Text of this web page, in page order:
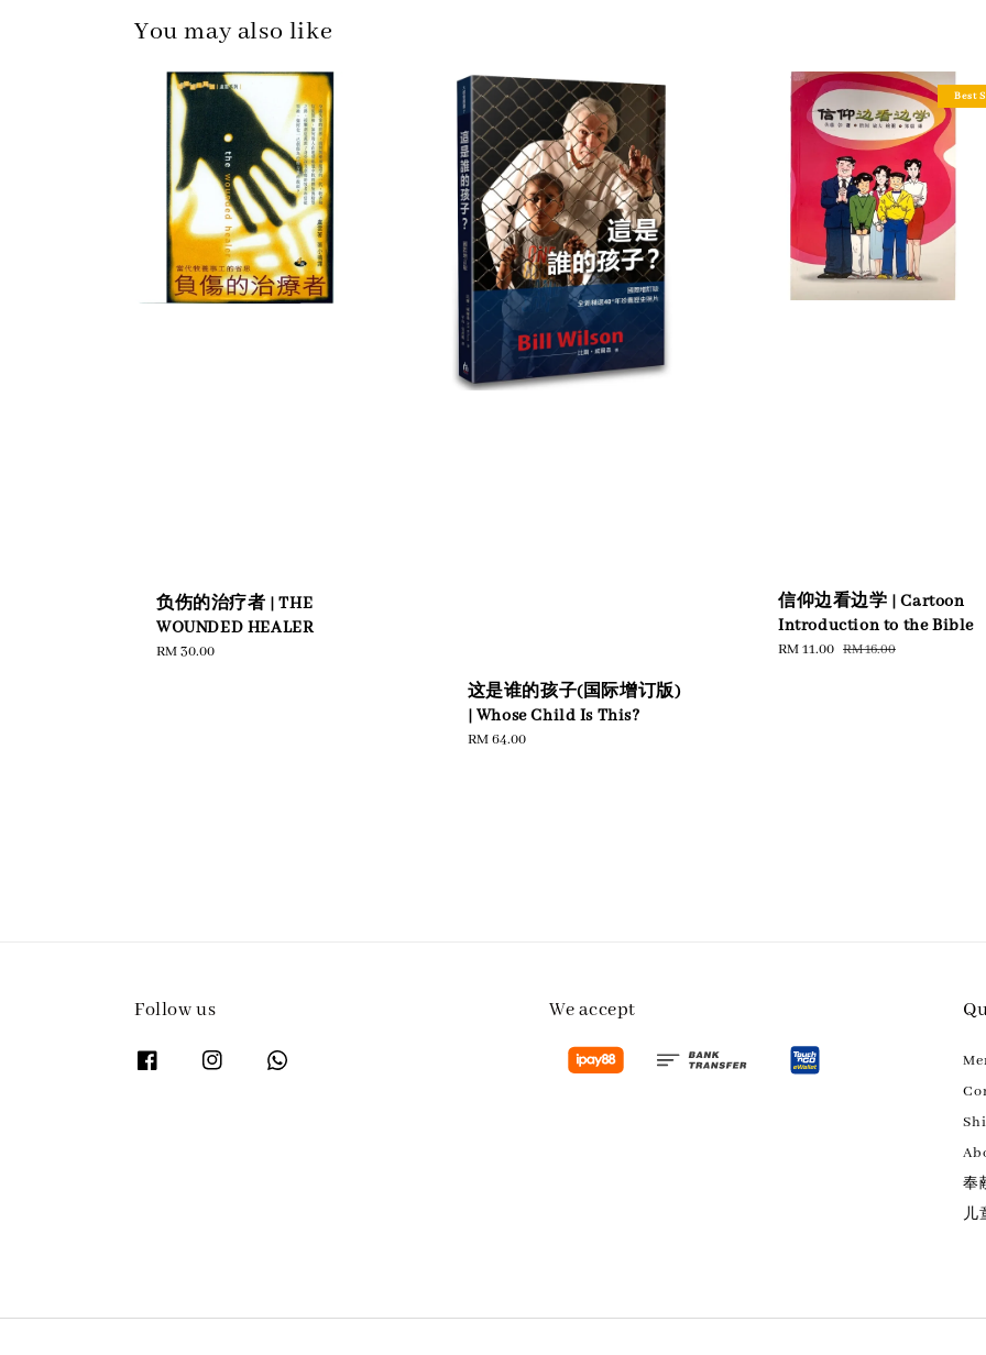
You may also like
负伤的治疗者 | THE
WOUNDED HEALER
Regular
RM 30.00
这是谁的孩子(国际增订版)
| Whose Child Is This?
Regular
RM 64.00
Best
信仰边看边学 | Cartoon
Introduction to the Bible
Sale
RM 11.00 Regular
RM 16.00
Follow us We accept
奉
儿